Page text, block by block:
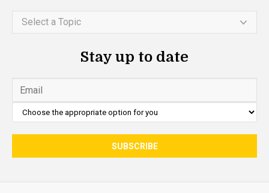
Select a Topic
Stay up to date